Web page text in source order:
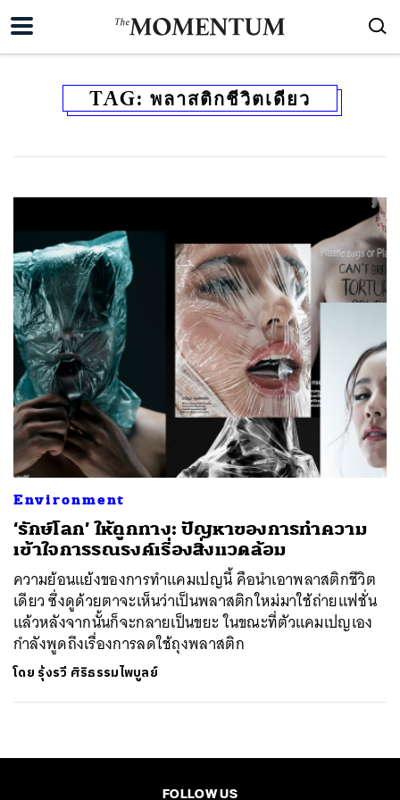
TAG: พลาสติกชีวิตเดียว
Environment
‘รักษ์โลก’ ให้ถูกทาง: ปัญหาของการทำความ
เข้าใจการรณรงค์เรื่องสิ่งแวดล้อม
ความย้อนแย้งของการทำแคมเปญนี้ คือนำเอาพลาสติกชีวิต
เดียว ซึ่งดูด้วยตาจะเห็นว่าเป็นพลาสติกใหม่มาใช้ถ่ายแฟชั่น
แล้วหลังจากนั้นก็จะกลายเป็นขยะ ในขณะที่ตัวแคมเปญเอง
กำลังพูดถึงเรื่องการลดใช้ถุงพลาสติก
โดย รุ้งรวี ศิริธรรมไพบูลย์
FOLLOW US
ค้นหา
SHARE TWEET LINE EMAIL